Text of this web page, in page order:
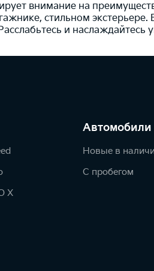
внимание на
стильном
и
X
Автомобили
Новые в
С пробегом